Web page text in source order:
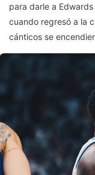
para darle a
cuando regresó a la
cánticos se